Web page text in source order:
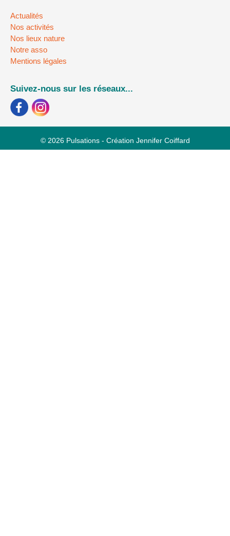
Actualités
Nos activités
Nos lieux nature
Notre asso
Mentions légales
Suivez-nous sur les réseaux...
© 2026 Pulsations - Création Jennifer Coiffard